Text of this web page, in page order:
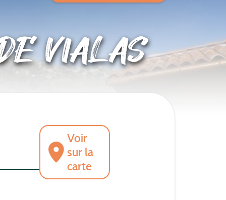
VIALAS
Voir
sur la
carte